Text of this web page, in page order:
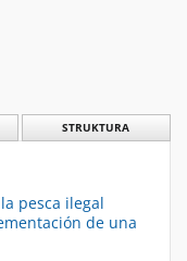
STRUKTURA
pesca ilegal
de una